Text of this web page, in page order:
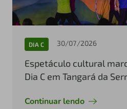
DIA C 30/07/2026
Espetáculo cultural
Dia C em Tangará da
Continuar lendo